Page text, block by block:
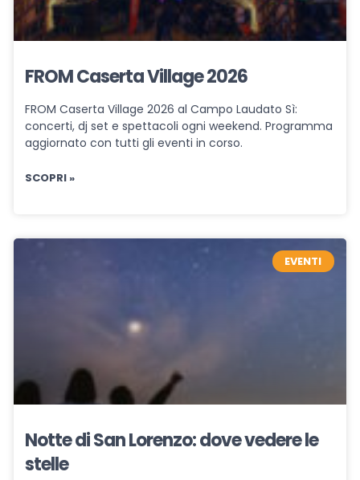
FROM Caserta Village 2026
FROM Caserta Village 2026 al Campo Laudato Sì:
concerti, dj set e spettacoli ogni weekend. Programma
aggiornato con tutti gli eventi in corso.
SCOPRI »
EVENTI
Notte di San Lorenzo: dove vedere le
stelle